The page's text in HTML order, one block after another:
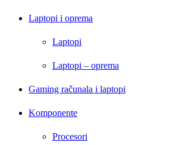
Laptopi i oprema
Laptopi
Laptopi – oprema
Gaming računala i laptopi
Komponente
Procesori